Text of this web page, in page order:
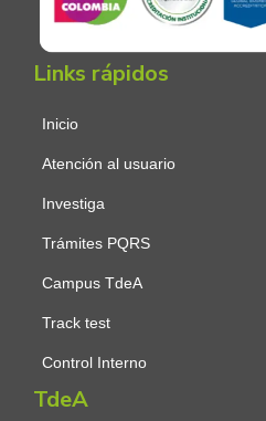
Links rápidos
Inicio
Atención al usuario
Investiga
Trámites PQRS
Campus TdeA
Track test
Control Interno
TdeA